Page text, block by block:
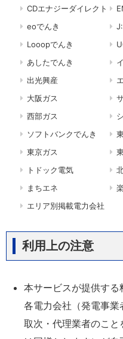
CDエナジーダイレクト
eoでんき
Looopでんき
あしたでんき
出光興産
大阪ガス
西部ガス
ソフトバンクでんき
東京ガス
トドック電気
まちエネ
エリア別掲載電力会社
利用上の注意
本サービスが提供する
各電力会社（発電事業
取次・代理業者のこ